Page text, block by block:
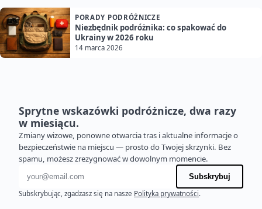
PORADY PODRÓŻNICZE
Niezbędnik podróżnika: co spakować do
Ukrainy w 2026 roku
14 marca 2026
Sprytne wskazówki podróżnicze, dwa razy
w miesiącu.
Zmiany wizowe, ponowne otwarcia tras i aktualne informacje o
bezpieczeństwie na miejscu — prosto do Twojej skrzynki. Bez
spamu, możesz zrezygnować w dowolnym momencie.
Adres e-mail
Subskrybuj
Subskrybując, zgadzasz się na nasze Polityka prywatności.